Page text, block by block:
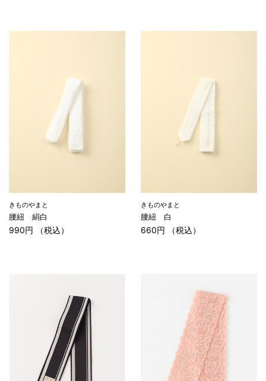
きものやまと
腰紐 絹白
990円 （税込）
きものやまと
腰紐 白
660円 （税込）